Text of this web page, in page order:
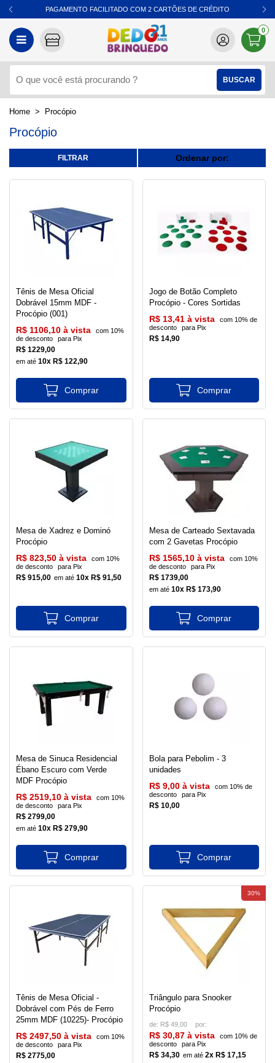
PAGAMENTO FACILITADO COM 2 CARTÕES DE CRÉDITO
0
Procópio
Procópio
Ordenar por:
Tênis de Mesa Oficial
Dobrável 15mm MDF -
Procópio (001)
R$ 1229,00
10x R$ 122,90
R$ 1106,10 à vista
com 10%
de desconto
para Pix
Jogo de Botão Completo
Procópio - Cores Sortidas
R$ 14,90
R$ 13,41 à vista
com 10% de
desconto
para Pix
Mesa de Xadrez e Dominó
Procópio
R$ 915,00 10x R$ 91,50
R$ 823,50 à vista
com 10%
de desconto
para Pix
Mesa de Carteado Sextavada
com 2 Gavetas Procópio
R$ 1739,00
10x R$ 173,90
R$ 1565,10 à vista
com 10%
de desconto
para Pix
Mesa de Sinuca Residencial
Ébano Escuro com Verde
MDF Procópio
R$ 2799,00
10x R$ 279,90
R$ 2519,10 à vista
com 10%
de desconto
para Pix
Bola para Pebolim - 3
unidades
R$ 10,00
R$ 9,00 à vista
com 10% de
desconto
para Pix
Tênis de Mesa Oficial -
Dobrável com Pés de Ferro
25mm MDF (10225)- Procópio
R$ 2775,00
R$ 2497,50 à vista
com 10%
de desconto
para Pix
Triângulo para Snooker
Procópio
de: R$ 49,00
R$ 34,30 2x R$ 17,15
R$ 30,87 à vista
com 10% de
desconto
para Pix
30%